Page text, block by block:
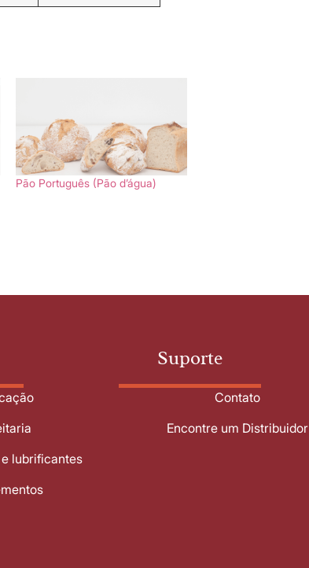
Pão Português (Pão d’água)
lubrificantes
Suporte
Contato
Encontre um Distribuidor